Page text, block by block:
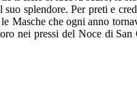
splendore. Per preti e
Masche che ogni anno
nei pressi del Noce di